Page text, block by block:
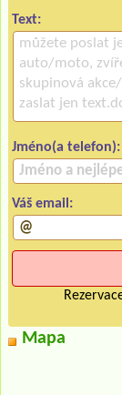
Text:
Jméno(a telefon):
Váš email:
Mapa